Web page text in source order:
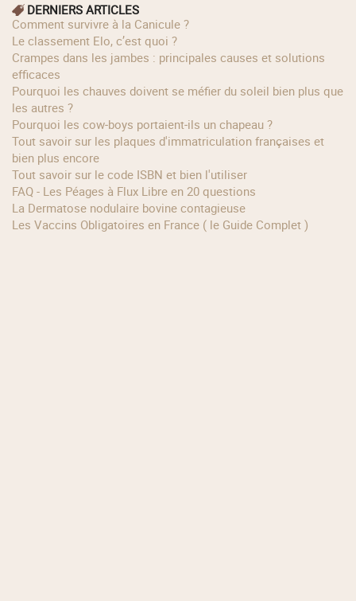
DERNIERS ARTICLES
Comment survivre à la Canicule ?
Le classement Elo, c’est quoi ?
Crampes dans les jambes : principales causes et solutions
efficaces
Pourquoi les chauves doivent se méfier du soleil bien plus que
les autres ?
Pourquoi les cow‑boys portaient‑ils un chapeau ?
Tout savoir sur les plaques d'immatriculation françaises et
bien plus encore
Tout savoir sur le code ISBN et bien l'utiliser
FAQ - Les Péages à Flux Libre en 20 questions
La Dermatose nodulaire bovine contagieuse
Les Vaccins Obligatoires en France ( le Guide Complet )